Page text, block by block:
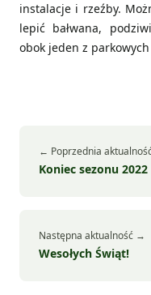
instalacje i rzeźby.
lepić bałwana,
obok jeden z
← Poprzednia
Koniec sezonu 2022
Następna aktualność →
Wesołych Świąt!